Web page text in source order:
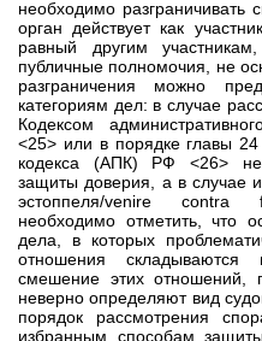
необходимо разграничивать
орган действует как
равный другим
публичные полномочия, не
разграничения можно
категориям дел: в случае
Кодексом
<25> или в порядке главы 24
кодекса (АПК) РФ <26>
защиты доверия, а в случае
эстоппеля/venire
необходимо отметить, что
дела, в которых
отношения
смешение этих отношений,
неверно определяют вид
порядок рассмотрения
избранным способам